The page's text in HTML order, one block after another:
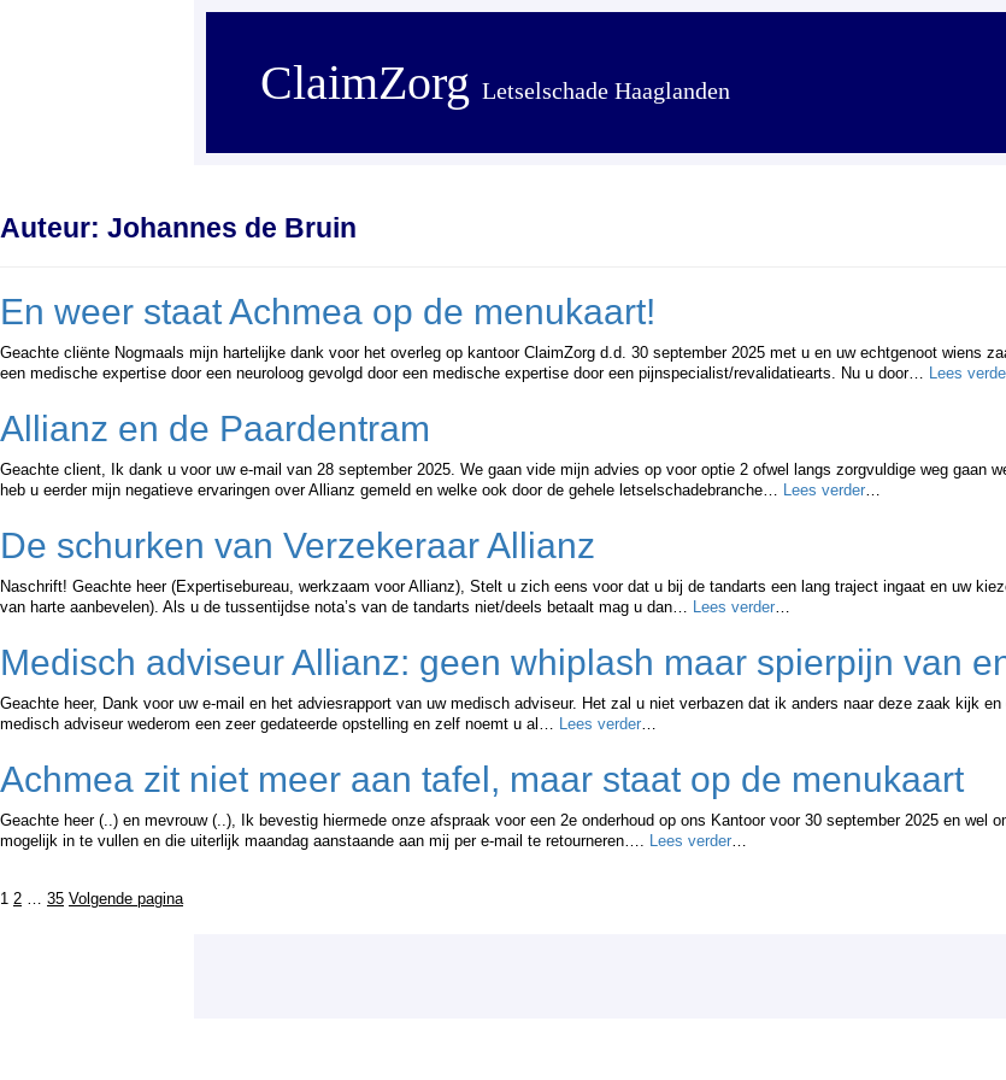
ClaimZorg Letselschade Haaglanden
Auteur: Johannes de Bruin
En weer staat Achmea op de menukaart!
Geachte cliënte Nogmaals mijn hartelijke dank voor het overleg op kantoor ClaimZorg d.d. 30 september 2025 met u en uw echtgenoot wiens
een medische expertise door een neuroloog gevolgd door een medische expertise door een pijnspecialist/revalidatiearts. Nu u door… Lees
Allianz en de Paardentram
Geachte client, Ik dank u voor uw e-mail van 28 september 2025. We gaan vide mijn advies op voor optie 2 ofwel langs zorgvuldige weg gaan
heb u eerder mijn negatieve ervaringen over Allianz gemeld en welke ook door de gehele letselschadebranche… Lees verder…
De schurken van Verzekeraar Allianz
Naschrift! Geachte heer (Expertisebureau, werkzaam voor Allianz), Stelt u zich eens voor dat u bij de tandarts een lang traject ingaat en uw
van harte aanbevelen). Als u de tussentijdse nota’s van de tandarts niet/deels betaalt mag u dan… Lees verder…
Medisch adviseur Allianz: geen whiplash maar spierpijn van
Geachte heer, Dank voor uw e-mail en het adviesrapport van uw medisch adviseur. Het zal u niet verbazen dat ik anders naar deze zaak kijk
medisch adviseur wederom een zeer gedateerde opstelling en zelf noemt u al… Lees verder…
Achmea zit niet meer aan tafel, maar staat op de menukaart
Geachte heer (..) en mevrouw (..), Ik bevestig hiermede onze afspraak voor een 2e onderhoud op ons Kantoor voor 30 september 2025 en
mogelijk in te vullen en die uiterlijk maandag aanstaande aan mij per e-mail te retourneren…. Lees verder…
Berichten
Pagina
1 Pagina
2 … Pagina
35 Volgende pagina